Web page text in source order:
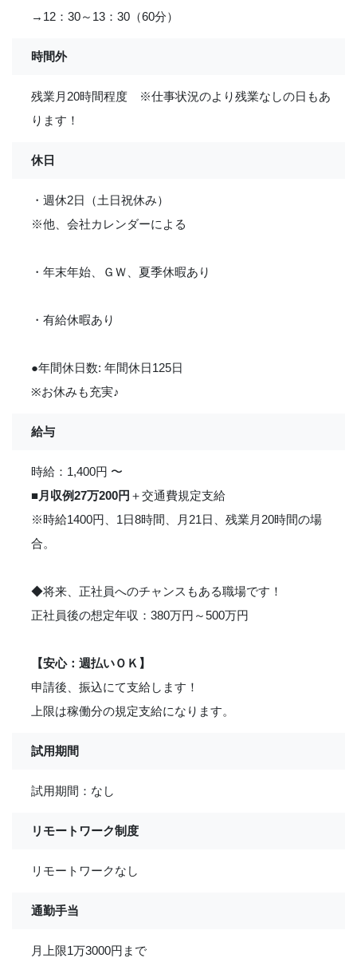
→12：30～13：30（60分）
時間外
残業月20時間程度 ※仕事状況のより残業なしの日もあ
ります！
休日
・週休2日（土日祝休み）
※他、会社カレンダーによる
・年末年始、ＧＷ、夏季休暇あり
・有給休暇あり
●年間休日数: 年間休日125日
※お休みも充実♪
給与
時給：1,400円 〜
■月収例27万200円 ＋交通費規定支給
※時給1400円、1日8時間、月21日、残業月20時間の場
合。
◆将来、正社員へのチャンスもある職場です！
正社員後の想定年収：380万円～500万円
【安心：週払いＯＫ】
申請後、振込にて支給します！
上限は稼働分の規定支給になります。
試用期間
試用期間：なし
リモートワーク制度
リモートワークなし
通勤手当
月上限1万3000円まで